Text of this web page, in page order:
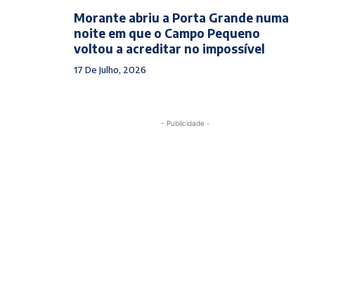
Morante abriu a Porta Grande numa
noite em que o Campo Pequeno
voltou a acreditar no impossível
17 De Julho, 2026
- Publicidade -